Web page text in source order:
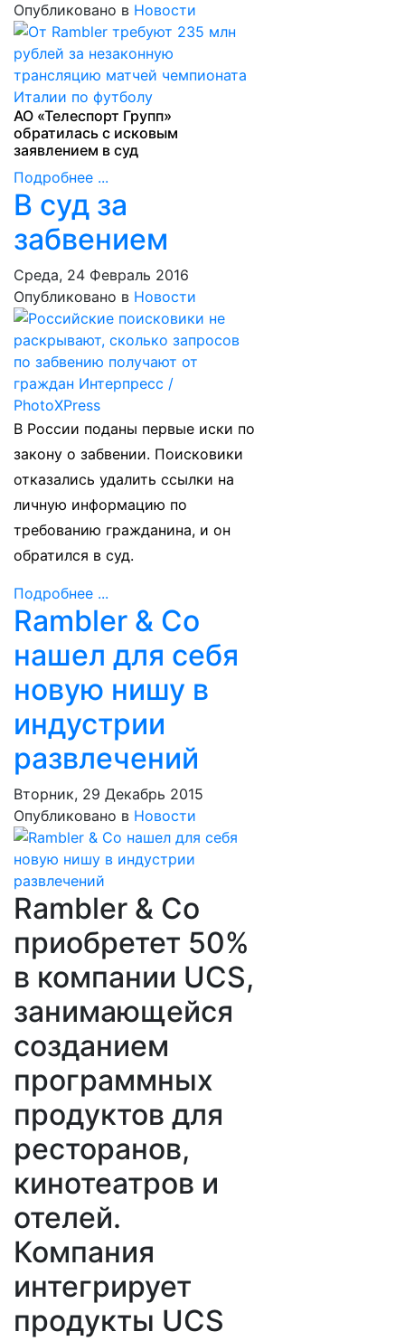
Опубликовано в Новости
АО «Телеспорт Групп»
обратилась с исковым
заявлением в суд
Подробнее ...
В суд за
забвением
Среда, 24 Февраль 2016
Опубликовано в Новости
В России поданы первые иски по
закону о забвении. Поисковики
отказались удалить ссылки на
личную информацию по
требованию гражданина, и он
обратился в суд.
Подробнее ...
Rambler & Co
нашел для себя
новую нишу в
индустрии
развлечений
Вторник, 29 Декабрь 2015
Опубликовано в Новости
Rambler & Co
приобретет 50%
в компании UCS,
занимающейся
созданием
программных
продуктов для
ресторанов,
кинотеатров и
отелей.
Компания
интегрирует
продукты UCS